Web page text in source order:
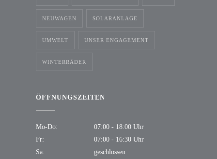
NEUWAGEN SOLARANLAGE
UMWELT UNSER ENGAGEMENT
WINTERRÄDER
ÖFFNUNGSZEITEN
Mo-Do:
07:00 - 18:00 Uhr
Fr:
07:00 - 16:30 Uhr
Sa:
geschlossen